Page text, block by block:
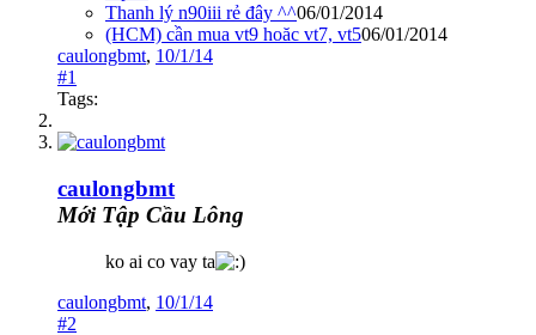
Thanh lý n90iii rẻ đây ^^06/01/2014
(HCM) cần mua vt9 hoăc vt7, vt506/01/2014
caulongbmt, 10/1/14
#1
Tags:
caulongbmt
Mới Tập Cầu Lông
ko ai co vay ta
caulongbmt, 10/1/14
#2